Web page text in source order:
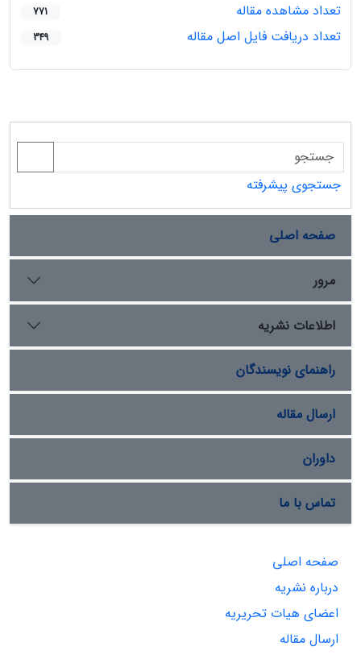
تعداد مشاهده مقاله
771
تعداد دریافت فایل اصل مقاله 349
جستجوی پیشرفته
صفحه اصلی
مرور
اطلاعات نشریه
راهنمای نویسندگان
ارسال مقاله
داوران
تماس با ما
صفحه اصلی
درباره نشریه
اعضای هیات تحریریه
ارسال مقاله